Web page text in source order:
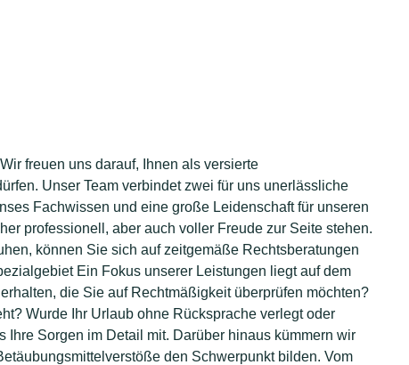
freuen uns darauf, Ihnen als versierte
Unser Team verbindet zwei für uns unerlässliche
Fachwissen und eine große Leidenschaft für unseren
professionell, aber auch voller Freude zur Seite stehen.
können Sie sich auf zeitgemäße Rechtsberatungen
Ein Fokus unserer Leistungen liegt auf dem
die Sie auf Rechtmäßigkeit überprüfen möchten?
Wurde Ihr Urlaub ohne Rücksprache verlegt oder
Sorgen im Detail mit. Darüber hinaus kümmern wir
den Schwerpunkt bilden. Vom